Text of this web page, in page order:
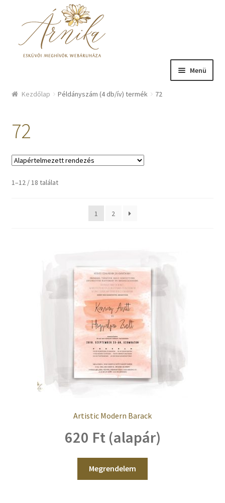
Ugrás a navigációhoz
Kilépés a tartalomba
Menü
Üzlet
Elfelejtett jelszó
Kezdőlap Példányszám (4 db/ív) termék 72
72
1–12 / 18 találat
1 2
Artistic Modern Barack
620 Ft (alapár)
Megrendelem